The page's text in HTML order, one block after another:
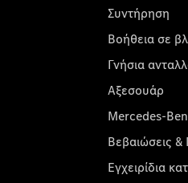
Συντήρηση
Βοήθεια σε
Γνήσια
Αξεσουάρ
Mercedes-
Βεβαιώσεις &
Εγχειρίδια